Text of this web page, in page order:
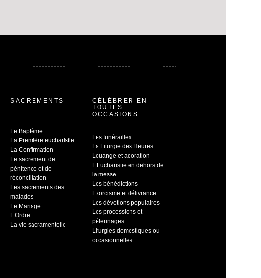
SACREMENTS
Le Baptême
La Première eucharistie
La Confirmation
Le sacrement de
pénitence et de
réconciliation
Les sacrements des
malades
Le Mariage
L’Ordre
La vie sacramentelle
CÉLÉBRER EN
TOUTES
OCCASIONS
Les funérailles
La Liturgie des Heures
Louange et adoration
L’Eucharistie en dehors de
la messe
Les bénédictions
Exorcisme et délivrance
Les dévotions populaires
Les processions et
pèlerinages
Liturgies domestiques ou
occasionnelles